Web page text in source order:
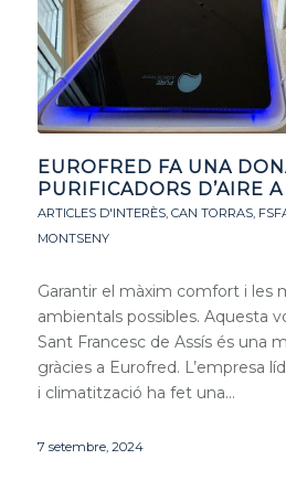
EUROFRED FA UNA
PURIFICADORS D’AIRE A
ARTICLES D'INTERÈS, CAN TORRAS,
MONTSENY
Garantir el màxim comfort i les
ambientals possibles. Aquesta
Sant Francesc de Assís és una
gràcies a Eurofred. L’empresa
i climatització ha fet una…
7 setembre, 2024